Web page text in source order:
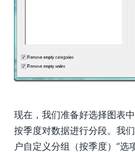
现在，我们准备好选择图表
按季度对数据进行分段。我
户自定义分组（按季度）”